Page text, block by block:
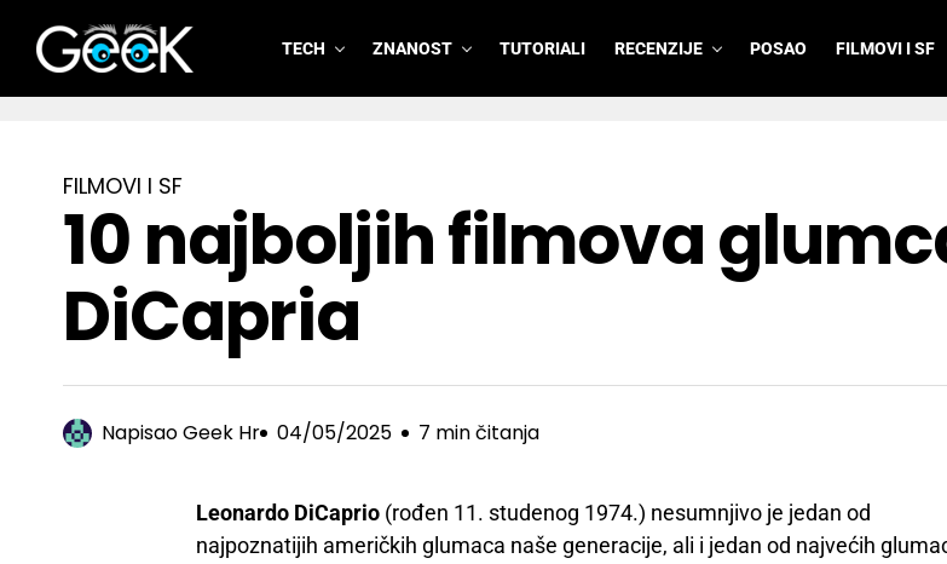
GeeK.hr
TECH ZNANOST TUTORIALI RECENZIJE POSAO FILMOVI I SF
FILMOVI I SF
10 najboljih filmova
DiCapria
NapisaoGeek Hr 04/05/2025 7 min čitanja
Leonardo DiCaprio (rođen 11. studenog 1974.) nesumnjivo je jedan od
najpoznatijih američkih glumaca naše generacije, ali i jedan od najvećih